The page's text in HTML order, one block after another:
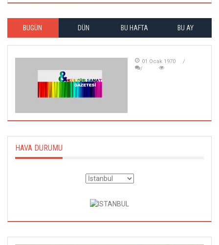
BUGÜN DÜN BU HAFTA BU AY
01 Ocak 1970
HAVA DURUMU